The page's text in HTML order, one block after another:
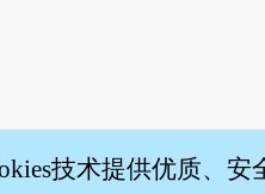
关
技术提供优质、